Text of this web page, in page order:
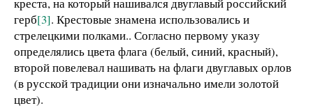
герб[3]. Крестовые знамена использовались и
стрелецкими полками.. Согласно первому указу
определялись цвета флага (белый, синий, красный),
второй повелевал нашивать на флаги двуглавых орлов
(в русской традиции они изначально имели золотой
цвет).